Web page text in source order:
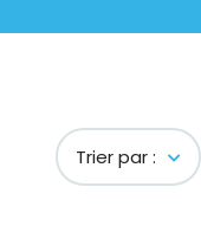
Trier par :